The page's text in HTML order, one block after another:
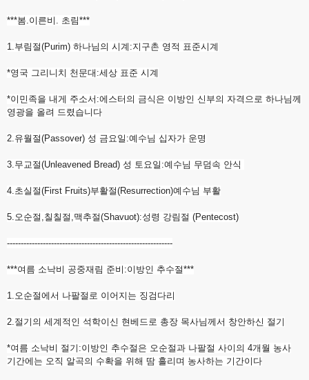
***봄.이른비. 초림***
1.부림절(Purim) 하나님의 시계:지구촌 영적 표준시계
*영국 그리니치 천문대:세상 표준 시계
*이민족을 내게 주소서:에스터의 금식은 이방인 신부의 자격으로 하나님께
영광을 올려 드렸습니다
2.유월절(Passover) 성 금요일:예수님 십자가 운명
3.무교절(Unleavened Bread) 성 토요일:예수님 무덤속 안식
4.초실절(First Fruits)부활절(Resurrection)예수님 부활
5.오순절,칠칠절,맥추절(Shavuot):성령 강림절 (Pentecost)
------------------------------------------------------------
***여름 소낙비 공중재림 준비:이방인 추수절***
1.오순절에서 나팔절로 이어지는 징검다리
2.절기의 세계적인 석학이신 현베드로 총장 목사님께서 창안하신 절기
*여름 소낙비 절기:이방인 추수절은 오순절과 나팔절 사이의 4개월 농사
기간에는 오직 알곡의 수확을 위해 땀 흘리며 농사하는 기간이다